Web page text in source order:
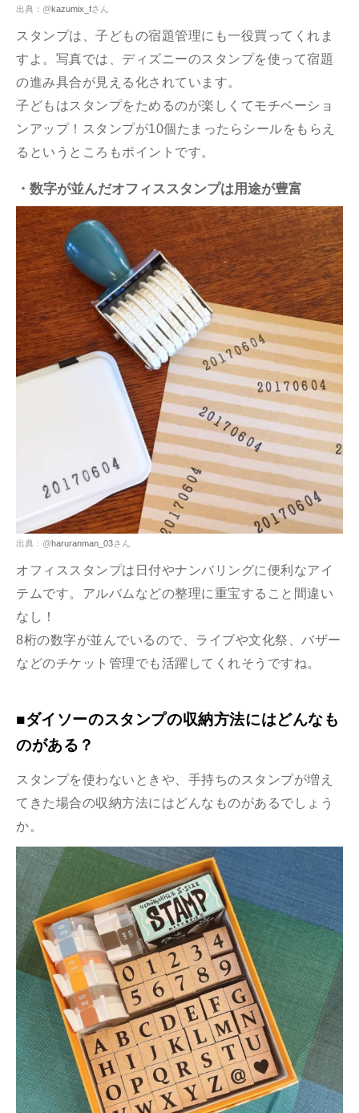
出典：@kazumix_fさん
スタンプは、子どもの宿題管理にも一役買ってくれま
すよ。写真では、ディズニーのスタンプを使って宿題
の進み具合が見える化されています。
子どもはスタンプをためるのが楽しくてモチベーショ
ンアップ！スタンプが10個たまったらシールをもらえ
るというところもポイントです。
・数字が並んだオフィススタンプは用途が豊富
出典：@haruranman_03さん
オフィススタンプは日付やナンバリングに便利なアイ
テムです。アルバムなどの整理に重宝すること間違い
なし！
8桁の数字が並んでいるので、ライブや文化祭、バザー
などのチケット管理でも活躍してくれそうですね。
■ダイソーのスタンプの収納方法にはどんなも
のがある？
スタンプを使わないときや、手持ちのスタンプが増え
てきた場合の収納方法にはどんなものがあるでしょう
か。